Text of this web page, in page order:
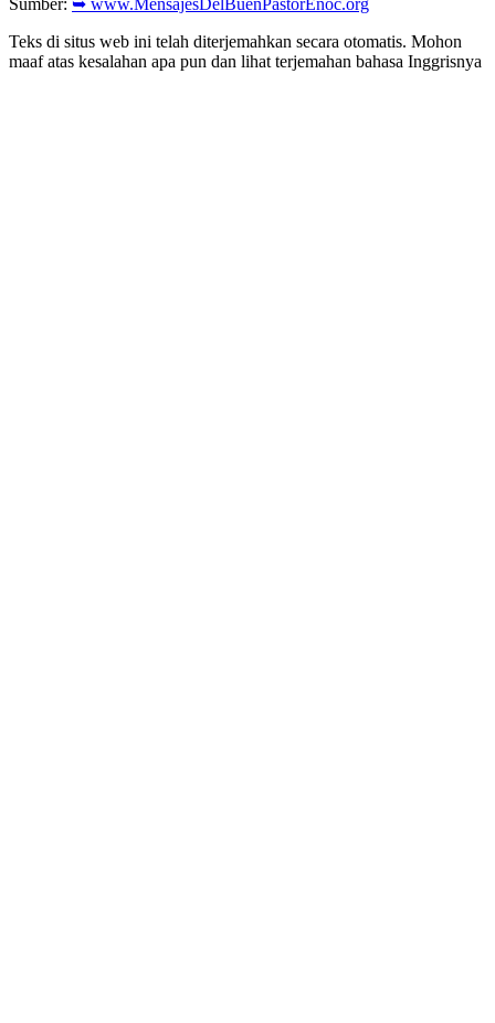
Teks di situs web ini telah diterjemahkan secara otomatis. Mohon
maaf atas kesalahan apa pun dan lihat terjemahan bahasa Inggrisnya